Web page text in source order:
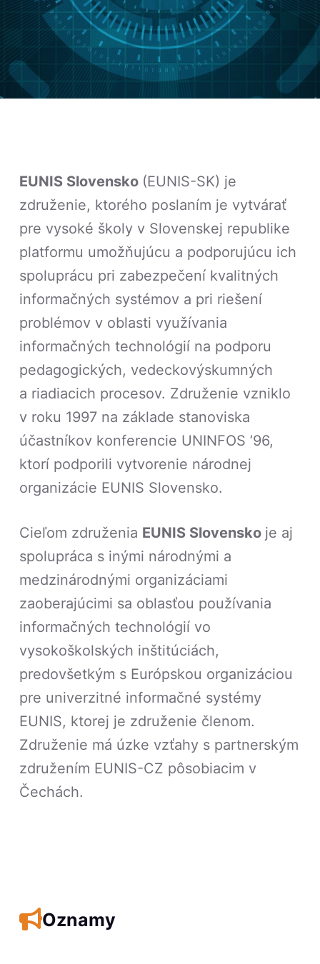
EUNIS Slovensko (EUNIS-SK) je
združenie, ktorého poslaním je vytvárať
pre vysoké školy v Slovenskej republike
platformu umožňujúcu a podporujúcu ich
spoluprácu pri zabezpečení kvalitných
informačných systémov a pri riešení
problémov v oblasti využívania
informačných technológií na podporu
pedagogických, vedeckovýskumných
a riadiacich procesov. Združenie vzniklo
v roku 1997 na základe stanoviska
účastníkov konferencie UNINFOS ’96,
ktorí podporili vytvorenie národnej
organizácie EUNIS Slovensko.
Cieľom združenia EUNIS Slovensko je aj
spolupráca s inými národnými a
medzinárodnými organizáciami
zaoberajúcimi sa oblasťou používania
informačných technológií vo
vysokoškolských inštitúciách,
predovšetkým s Európskou organizáciou
pre univerzitné informačné systémy
EUNIS, ktorej je združenie členom.
Združenie má úzke vzťahy s partnerským
združením EUNIS-CZ pôsobiacim v
Čechách.
Oznamy